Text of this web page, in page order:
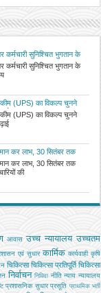
कर्मचारी सुनिश्चित भुगतान के
में कहा, यह भुगतान
कर्मचारी सुनिश्चित भुगतान के
(UPS) का विकल्प चुनने
(UPS) का विकल्प चुनने
कर लाभ, 30 सितंबर तक
कर लाभ, 30 सितंबर तक
की
आवास उच्च न्यायालय उच्चतम
एवं सुधार कार्मिक कार्यवाही कृषि
चिकित्सा चिकित्सा प्रतिपूर्ति चिकित्‍सा
निर्वाचन निविदा नीति न्याय न्यायालय
प्रशासनिक सुधार प्रसूति प्राथमिक भर्ती